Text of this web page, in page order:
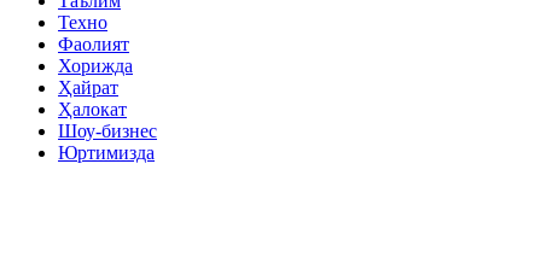
Техно
Фаолият
Хорижда
Ҳайрат
Ҳалокат
Шоу-бизнес
Юртимизда